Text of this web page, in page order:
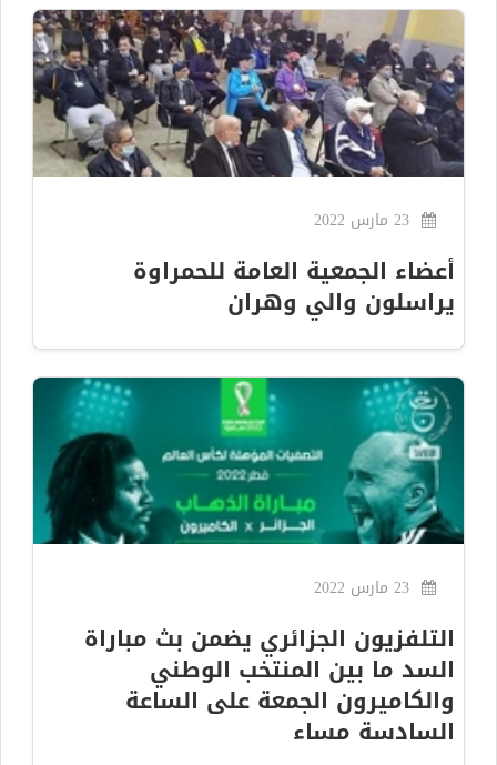
أعضاء الجمعية العامة للحمراوة
يراسلون والي وهران
التلفزيون الجزائري يضمن بث مباراة
السد ما بين المنتخب الوطني
والكاميرون الجمعة على الساعة
السادسة مساء